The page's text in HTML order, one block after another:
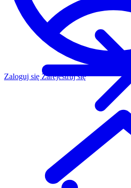
Zaloguj się Zarejestruj się